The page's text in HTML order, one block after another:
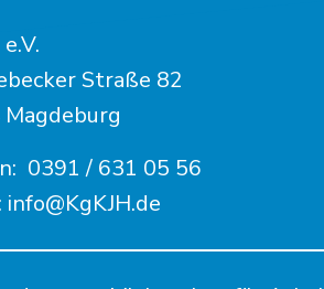
Straße 82
0391 / 631 05 56
info@KgKJH.de